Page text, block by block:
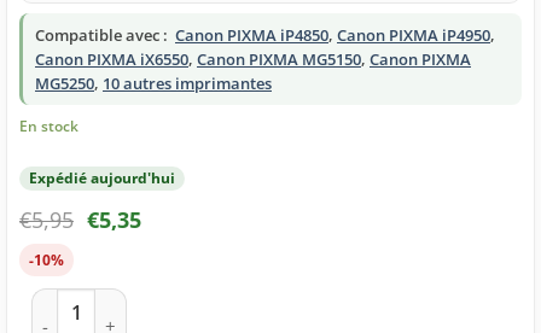
Compatible avec : Canon PIXMA iP4850, Canon PIXMA iP4950,
Canon PIXMA iX6550, Canon PIXMA MG5150, Canon PIXMA
MG5250, 10 autres imprimantes
En stock
Expédié aujourd'hui
€5,95 €5,35
-10%
quantité de Cartouche d'encre compatible Canon CLI-526BK